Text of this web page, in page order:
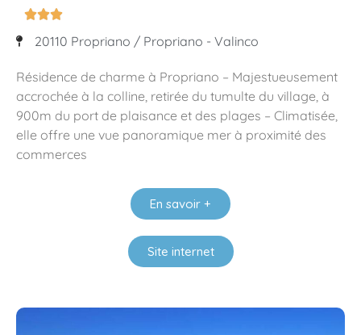

20110 Propriano / Propriano - Valinco
Résidence de charme à Propriano – Majestueusement
accrochée à la colline, retirée du tumulte du village, à
900m du port de plaisance et des plages – Climatisée,
elle offre une vue panoramique mer à proximité des
commerces
En savoir +
Site internet